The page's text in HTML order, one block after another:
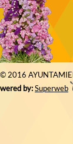
© 2016
by:Superweb